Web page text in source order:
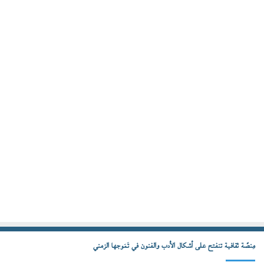
مِنصّة ثقافية تنفتح على أشكال الأدب والفنون في تَمَوجها الزمني